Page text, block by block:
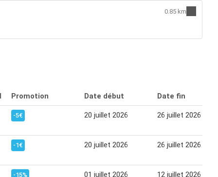
0.85 km
Promotion Date début Date fin
-5€ 20 juillet 2026 26 juillet 2026
-1€ 20 juillet 2026 26 juillet 2026
-15% 01 juillet 2026 12 juillet 2026